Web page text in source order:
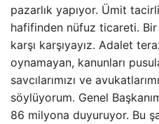
pazarlık yapıyor. Ümit
hafifinden nüfuz ticareti. Bir
karşı karşıyayız. Adalet
oynamayan, kanunları
savcılarımızı ve
söylüyorum. Genel
86 milyona duyuruyor. Bu